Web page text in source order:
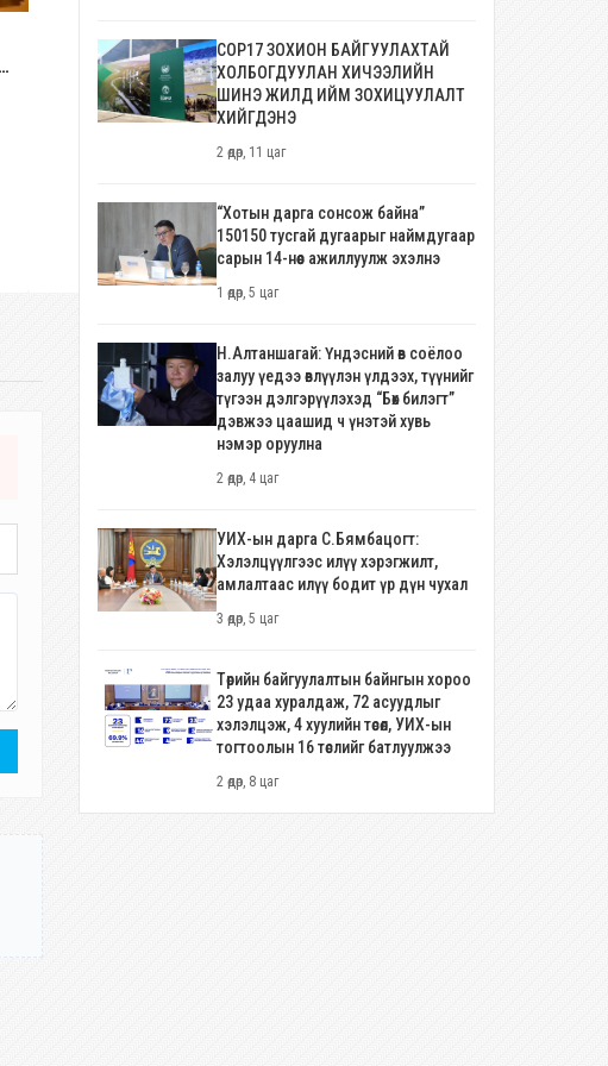
байдал зарлалаа
4 долоо хоног
COP17 ЗОХИОН БАЙГУУЛАХТАЙ
ХОЛБОГДУУЛАН ХИЧЭЭЛИЙН
ШИНЭ ЖИЛД ИЙМ ЗОХИЦУУЛАЛТ
ХИЙГДЭНЭ
2 өдөр, 11 цаг
“Хотын дарга сонсож байна”
150150 тусгай дугаарыг наймдугаар
сарын 14-нөөс ажиллуулж эхэлнэ
1 өдөр, 5 цаг
Н.Алтаншагай: Үндэсний өв соёлоо
залуу үедээ өвлүүлэн үлдээх, түүнийг
түгээн дэлгэрүүлэхэд “Бөх билэгт”
дэвжээ цаашид ч үнэтэй хувь
нэмэр оруулна
2 өдөр, 4 цаг
УИХ-ын дарга С.Бямбацогт:
Хэлэлцүүлгээс илүү хэрэгжилт,
амлалтаас илүү бодит үр дүн чухал
3 өдөр, 5 цаг
Төрийн байгуулалтын байнгын хороо
23 удаа хуралдаж, 72 асуудлыг
хэлэлцэж, 4 хуулийн төсөл, УИХ-ын
тогтоолын 16 төслийг батлуулжээ
2 өдөр, 8 цаг